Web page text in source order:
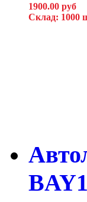
1900.00 руб
Склад: 1000